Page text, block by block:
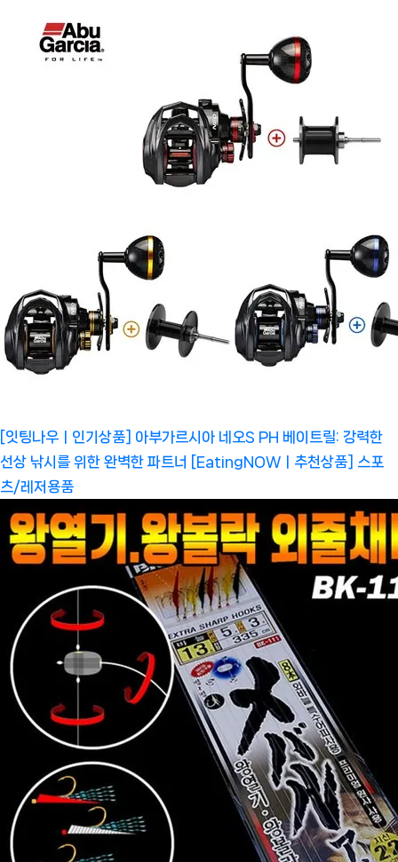
[잇팅나우ㅣ인기상품] 아부가르시아 네오S PH 베이트릴: 강력한
선상 낚시를 위한 완벽한 파트너 [EatingNOWㅣ추천상품]
스포
츠/레저용품